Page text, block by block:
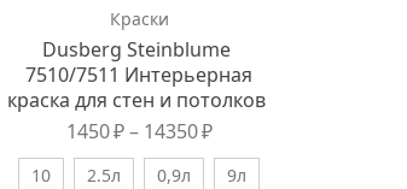
Краски
Dusberg Steinblume
7510/7511 Интерьерная
краска для стен и потолков
1450₽ – 14350₽
10 2.5л 0,9л
9л